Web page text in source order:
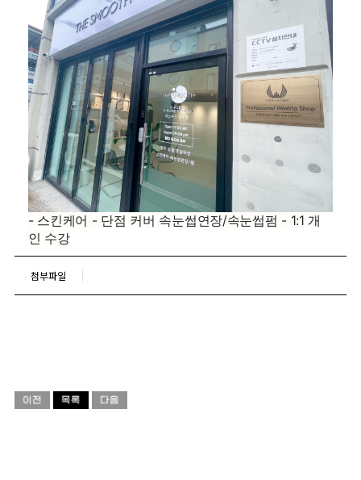
- 스킨케어 - 단점 커버 속눈썹연장/속눈썹펌 - 1:1 개
인 수강
첨부파일